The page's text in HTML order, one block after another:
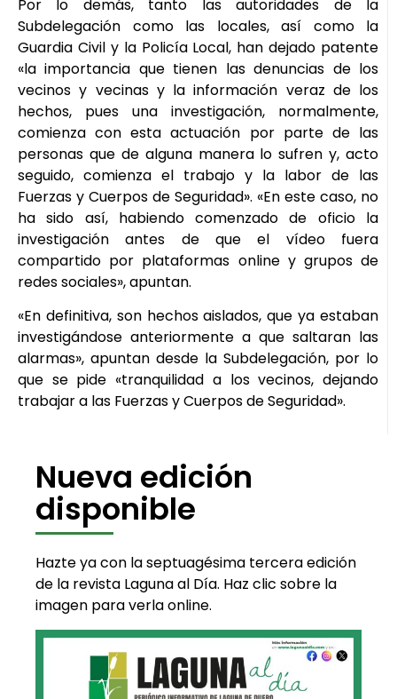
Por lo demás, tanto las autoridades de la
Subdelegación como las locales, así como la
Guardia Civil y la Policía Local, han dejado patente
«la importancia que tienen las denuncias de los
vecinos y vecinas y la información veraz de los
hechos, pues una investigación, normalmente,
comienza con esta actuación por parte de las
personas que de alguna manera lo sufren y, acto
seguido, comienza el trabajo y la labor de las
Fuerzas y Cuerpos de Seguridad». «En este caso, no
ha sido así, habiendo comenzado de oficio la
investigación antes de que el vídeo fuera
compartido por plataformas online y grupos de
redes sociales», apuntan.
«En definitiva, son hechos aislados, que ya estaban
investigándose anteriormente a que saltaran las
alarmas», apuntan desde la Subdelegación, por lo
que se pide «tranquilidad a los vecinos, dejando
trabajar a las Fuerzas y Cuerpos de Seguridad».
Nueva edición
disponible
Hazte ya con la septuagésima tercera edición
de la revista Laguna al Día. Haz clic sobre la
imagen para verla online.